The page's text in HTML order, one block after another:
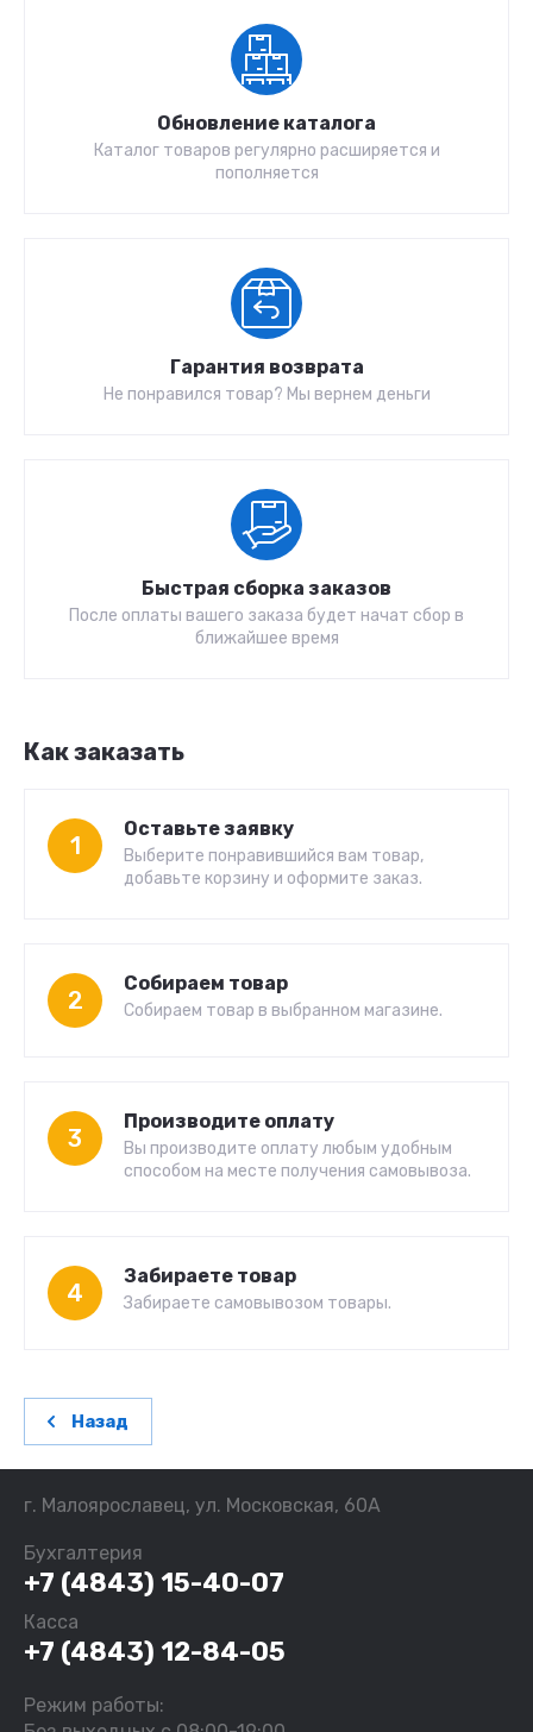
Обновление каталога
Каталог товаров регулярно расширяется и
пополняется
Гарантия возврата
Не понравился товар? Мы вернем деньги
Быстрая сборка заказов
После оплаты вашего заказа будет начат сбор в
ближайшее время
Как заказать
1
Оставьте заявку
Выберите понравившийся вам товар,
добавьте корзину и оформите заказ.
2
Собираем товар
Собираем товар в выбранном магазине.
3
Производите оплату
Вы производите оплату любым удобным
способом на месте получения самовывоза.
4
Забираете товар
Забираете самовывозом товары.
Назад
г. Малоярославец, ул. Московская, 60А
Бухгалтерия
+7 (4843) 15-40-07
Касса
+7 (4843) 12-84-05
Режим работы: